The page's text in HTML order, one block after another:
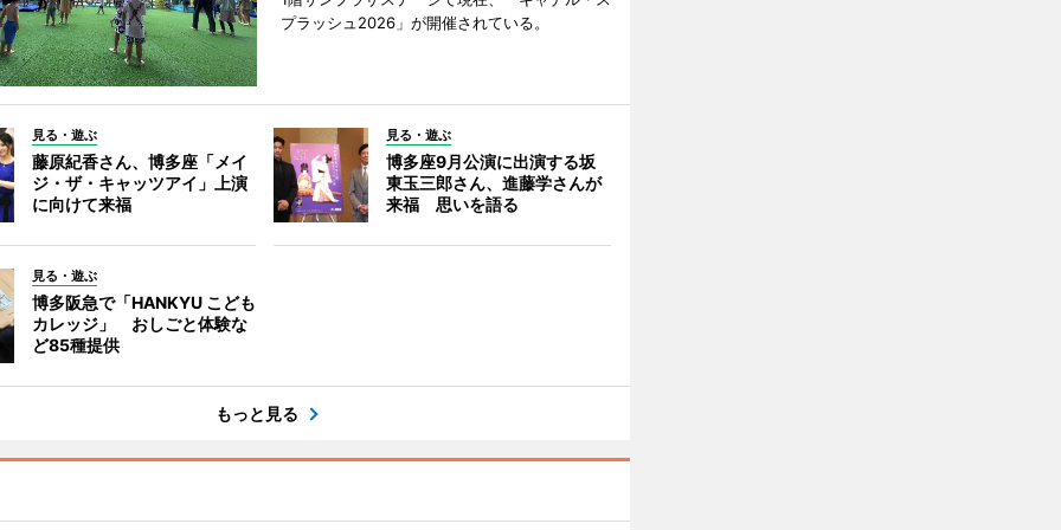
プラッシュ2026」が開催されている。
見る・遊ぶ
藤原紀香さん、博多座「メイ
ジ・ザ・キャッツアイ」上演
に向けて来福
見る・遊ぶ
博多座9月公演に出演する坂
東玉三郎さん、進藤学さんが
来福 思いを語る
見る・遊ぶ
博多阪急で「HANKYU こども
カレッジ」 おしごと体験な
ど85種提供
もっと見る